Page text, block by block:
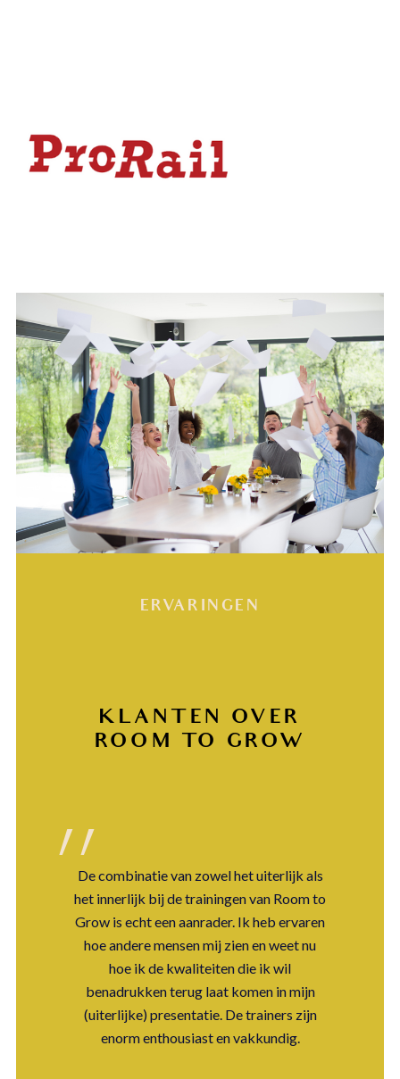
ERVARINGEN
KLANTEN OVER
ROOM TO GROW
De combinatie van zowel het uiterlijk als
het innerlijk bij de trainingen van Room to
Grow is echt een aanrader. Ik heb ervaren
hoe andere mensen mij zien en weet nu
hoe ik de kwaliteiten die ik wil
benadrukken terug laat komen in mijn
(uiterlijke) presentatie. De trainers zijn
enorm enthousiast en vakkundig.